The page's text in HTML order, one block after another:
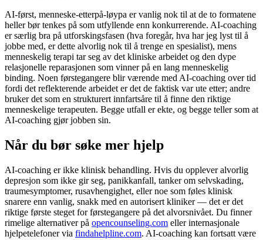
AI-først, menneske-etterpå-løypa er vanlig nok til at de to formatene
heller bør tenkes på som utfyllende enn konkurrerende. AI-coaching
er særlig bra på utforskingsfasen (hva foregår, hva har jeg lyst til å
jobbe med, er dette alvorlig nok til å trenge en spesialist), mens
menneskelig terapi tar seg av det kliniske arbeidet og den dype
relasjonelle reparasjonen som vinner på en lang menneskelig
binding. Noen førstegangere blir værende med AI-coaching over tid
fordi det reflekterende arbeidet er det de faktisk var ute etter; andre
bruker det som en strukturert innfartsåre til å finne den riktige
menneskelige terapeuten. Begge utfall er ekte, og begge teller som at
AI-coaching gjør jobben sin.
Når du bør søke mer hjelp
AI-coaching er ikke klinisk behandling. Hvis du opplever alvorlig
depresjon som ikke gir seg, panikkanfall, tanker om selvskading,
traumesymptomer, rusavhengighet, eller noe som føles klinisk
snarere enn vanlig, snakk med en autorisert kliniker — det er det
riktige første steget for førstegangere på det alvorsnivået. Du finner
rimelige alternativer på opencounseling.com eller internasjonale
hjelpetelefoner via findahelpline.com. AI-coaching kan fortsatt være